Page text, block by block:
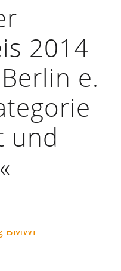
2014
e.
und